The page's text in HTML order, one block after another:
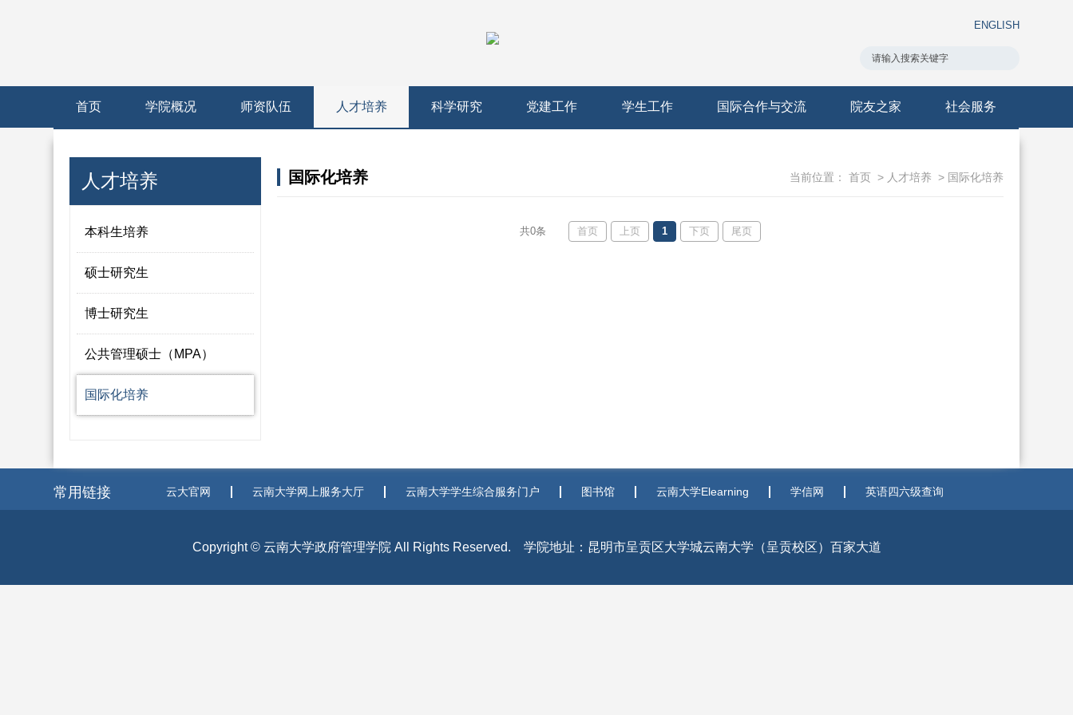
ENGLISH
首页 学院概况 师资队伍 人才培养 科学研究 党建工作 学生工作 国际合作与交流 院友之家 社会服务
人才培养
本科生培养
硕士研究生
博士研究生
公共管理硕士（MPA）
国际化培养
当前位置： 首页> 人才培养 > 国际化培养
国际化培养
共0条 首页 上页 1 下页 尾页
常用链接 云大官网 云南大学网上服务大厅 云南大学学生综合服务门户 图书馆 云南大学Elearning 学信网 英语四六级查询
Copyright © 云南大学政府管理学院 All Rights Reserved. 学院地址：昆明市呈贡区大学城云南大学（呈贡校区）百家大道